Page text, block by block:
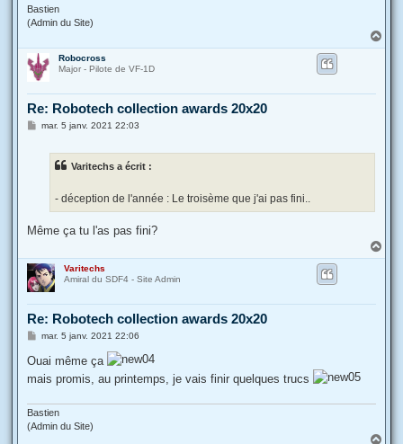
Bastien
(Admin du Site)
a
Robocross
Major - Pilote de VF-1D
Re: Robotech collection awards 20x20
Mmar. 5 janv. 2021 22:03
Varitechs a écrit :
- déception de l'année : Le troisème que j'ai pas fini..
Même ça tu l'as pas fini?
a
Varitechs
Amiral du SDF4 - Site Admin
Re: Robotech collection awards 20x20
M
s
s
a
mar. 5 janv. 2021 22:06
Ouai même ça
mais promis, au printemps, je vais finir quelques trucs
Bastien
(Admin du Site)